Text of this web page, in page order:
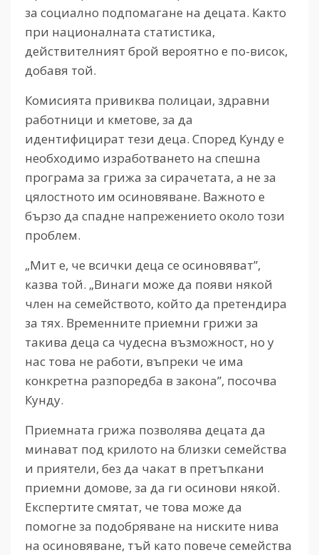
за социално подпомагане на децата. Както
при националната статистика,
действителният брой вероятно е по-висок,
добавя той.
Комисията привиква полицаи, здравни
работници и кметове, за да
идентифицират тези деца. Според Кунду е
необходимо изработването на спешна
програма за грижа за сирачетата, а не за
цялостното им осиновяване. Важното е
бързо да спадне напрежението около този
проблем.
„Мит е, че всички деца се осиновяват”,
казва той. „Винаги може да появи някой
член на семейството, който да претендира
за тях. Временните приемни грижи за
такива деца са чудесна възможност, но у
нас това не работи, въпреки че има
конкретна разпоредба в закона”, посочва
Кунду.
Приемната грижа позволява децата да
минават под крилото на близки семейства
и приятели, без да чакат в претъпкани
приемни домове, за да ги осинови някой.
Експертите смятат, че това може да
помогне за подобряване на ниските нива
на осиновяване, тъй като повече семейства